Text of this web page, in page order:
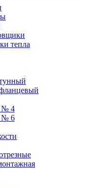
тепла
№ 4
№ 6